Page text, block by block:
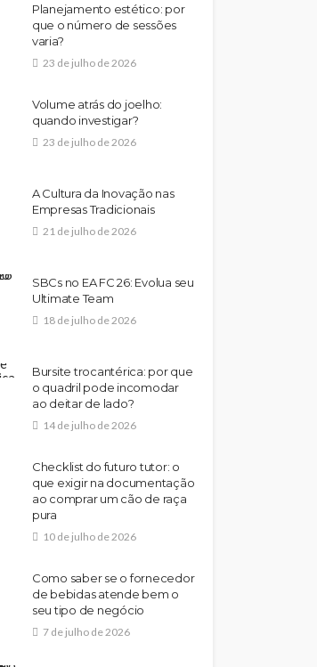
Planejamento estético: por
que o número de sessões
varia?
23 de julho de 2026
Volume atrás do joelho:
quando investigar?
23 de julho de 2026
A Cultura da Inovação nas
Empresas Tradicionais
21 de julho de 2026
SBCs no EA FC 26: Evolua seu
Ultimate Team
18 de julho de 2026
Bursite trocantérica: por que
o quadril pode incomodar
ao deitar de lado?
14 de julho de 2026
Checklist do futuro tutor: o
que exigir na documentação
ao comprar um cão de raça
pura
10 de julho de 2026
Como saber se o fornecedor
de bebidas atende bem o
seu tipo de negócio
7 de julho de 2026